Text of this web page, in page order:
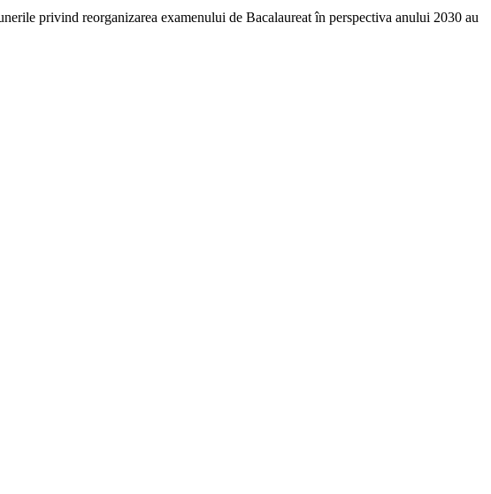
privind reorganizarea examenului de Bacalaureat în perspectiva anului 2030 au